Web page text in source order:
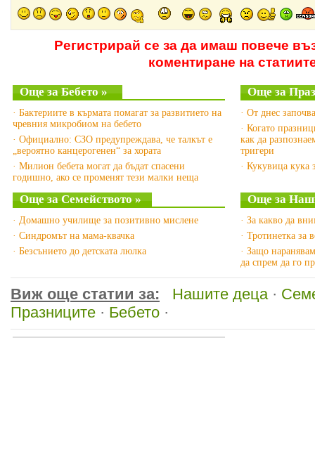
Регистрирай се за да имаш повече
коментиране на
Още за Бебето »
· Бактериите в кърмата помагат за развитието на
чревния микробиом на бебето
· Официално: СЗО предупреждава, че талкът е
„вероятно канцерогенен“ за хората
· Милион бебета могат да бъдат спасени
годишно, ако се променят тези малки неща
Още за
· От днес
· Когато
как да
тригери
· Кукувица кука
Още за Семейството »
· Домашно училище за позитивно мислене
· Синдромът на мама-квачка
· Безсънието до детската люлка
Още за
· За какво да
· Тротинетка за
· Защо
да спрем да го
Виж още статии за: Нашите деца·
Празниците · Бебето ·